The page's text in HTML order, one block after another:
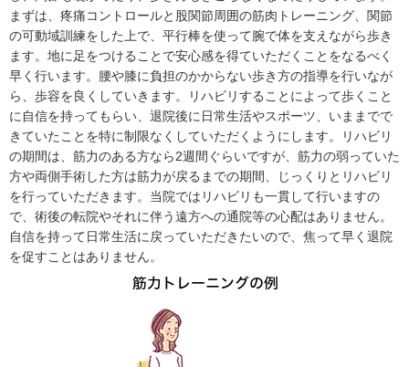
まずは、疼痛コントロールと股関節周囲の筋肉トレーニング、関節
の可動域訓練をした上で、平行棒を使って腕で体を支えながら歩き
ます。地に足をつけることで安心感を得ていただくことをなるべく
早く行います。腰や膝に負担のかからない歩き方の指導を行いなが
ら、歩容を良くしていきます。リハビリすることによって歩くこと
に自信を持ってもらい、退院後に日常生活やスポーツ、いままでで
きていたことを特に制限なくしていただくようにします。リハビリ
の期間は、筋力のある方なら2週間ぐらいですが、筋力の弱っていた
方や両側手術した方は筋力が戻るまでの期間、じっくりとリハビリ
を行っていただきます。当院ではリハビリも一貫して行いますの
で、術後の転院やそれに伴う遠方への通院等の心配はありません。
自信を持って日常生活に戻っていただきたいので、焦って早く退院
を促すことはありません。